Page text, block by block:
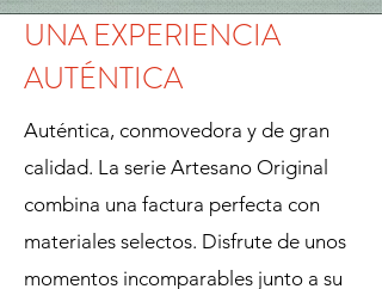
UNA EXPERIENCIA
AUTÉNTICA
Auténtica, conmovedora y de gran
calidad. La serie Artesano Original
combina una factura perfecta con
materiales selectos. Disfrute de unos
momentos incomparables junto a su